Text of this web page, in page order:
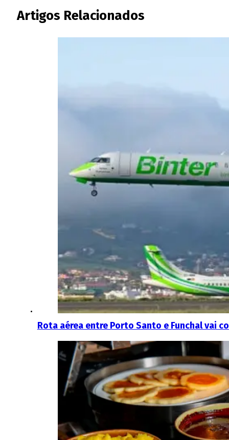
Artigos Relacionados
Rota aérea entre Porto Santo e Funchal vai